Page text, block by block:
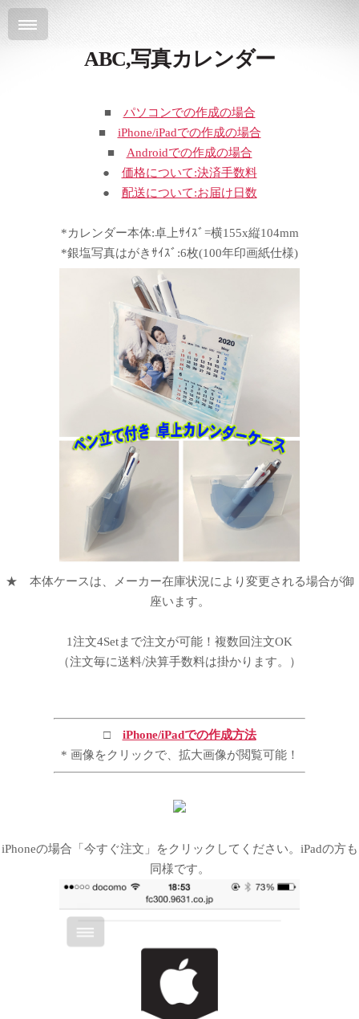
ABC,写真カレンダー
■ パソコンでの作成の場合
■ iPhone/iPadでの作成の場合
■ Androidでの作成の場合
● 価格について:決済手数料
● 配送について:お届け日数
*カレンダー本体:卓上ｻｲｽﾞ=横155x縦104mm
*銀塩写真はがきｻｲｽﾞ:6枚(100年印画紙仕様)
★ 本体ケースは、メーカー在庫状況により変更される場合が御
座います。
1注文4Setまで注文が可能！複数回注文OK
（注文毎に送料/決算手数料は掛かります。）
□ iPhone/iPadでの作成方法
* 画像をクリックで、拡大画像が閲覧可能！
iPhoneの場合「今すぐ注文」をクリックしてください。iPadの方も
同様です。